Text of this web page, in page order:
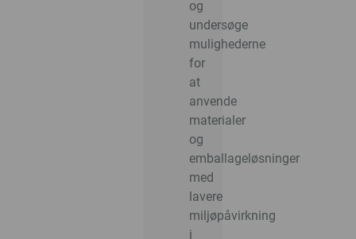
og
undersøge
mulighederne
for
at
anvende
materialer
og
emballageløsninger
med
lavere
miljøpåvirkning
i